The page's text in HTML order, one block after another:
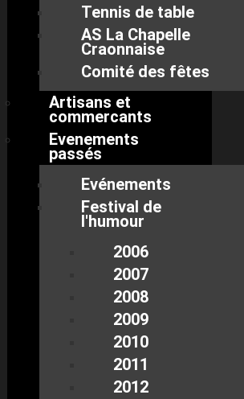
Tennis de table
AS La Chapelle
Craonnaise
Comité des fêtes
Artisans et
commercants
Evenements
passés
Evénements
Festival de
l'humour
2006
2007
2008
2009
2010
2011
2012